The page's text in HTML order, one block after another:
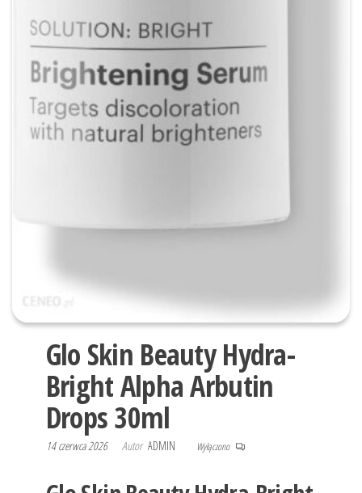
Glo Skin Beauty Hydra-
Bright Alpha Arbutin
Drops 30ml
14 czerwca 2026 Autor ADMIN Wyłączono